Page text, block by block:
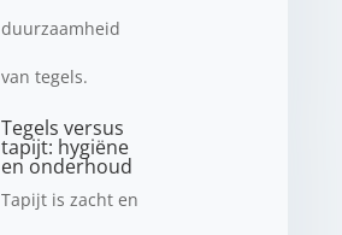
duurzaamheid
van tegels.
Tegels versus
tapijt: hygiëne
en onderhoud
Tapijt is zacht en